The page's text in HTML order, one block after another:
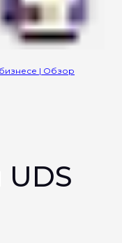
бизнесе | Обзор